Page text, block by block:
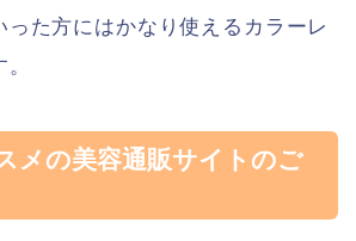
った方にはかなり使えるカラーレ
メの美容通販サイトのご